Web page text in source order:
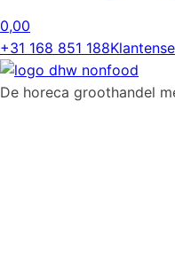
0,00
+31 168 851 188
De horeca groothandel